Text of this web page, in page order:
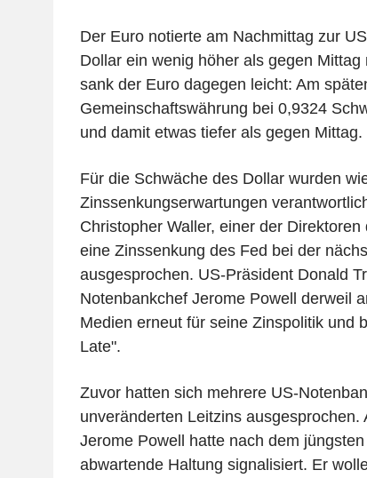
Der Euro notierte am Nachmittag zur
Dollar ein wenig höher als gegen
sank der Euro dagegen leicht: Am
Gemeinschaftswährung bei 0,9324
und damit etwas tiefer als gegen Mittag.
Für die Schwäche des Dollar wurden
Zinssenkungserwartungen
Christopher Waller, einer der
eine Zinssenkung des Fed bei der
ausgesprochen. US-Präsident Donald
Notenbankchef Jerome Powell derweil
Medien erneut für seine Zinspolitik und
Late".
Zuvor hatten sich mehrere US-
unveränderten Leitzins ausgesprochen.
Jerome Powell hatte nach dem
abwartende Haltung signalisiert. Er